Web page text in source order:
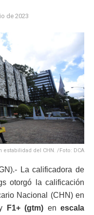
de 2023
estabilidad del CHN. /Foto: DCA
La calificadora de
otorgó la calificación
Nacional (CHN) en
F1+ (gtm) enescala